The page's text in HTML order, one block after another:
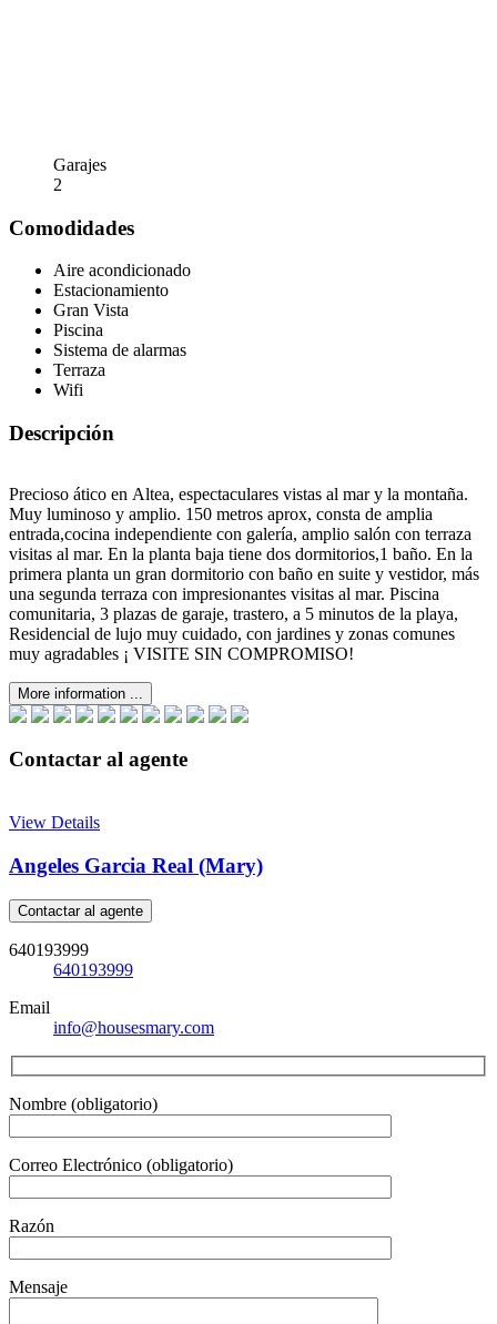
Garajes
2
Comodidades
Aire acondicionado
Estacionamiento
Gran Vista
Piscina
Sistema de alarmas
Terraza
Wifi
Descripción
Precioso ático en Altea, espectaculares vistas al mar y la montaña.
Muy luminoso y amplio. 150 metros aprox, consta de amplia
entrada,cocina independiente con galería, amplio salón con terraza
visitas al mar. En la planta baja tiene dos dormitorios,1 baño. En la
primera planta un gran dormitorio con baño en suite y vestidor, más
una segunda terraza con impresionantes visitas al mar. Piscina
comunitaria, 3 plazas de garaje, trastero, a 5 minutos de la playa,
Residencial de lujo muy cuidado, con jardines y zonas comunes
muy agradables ¡ VISITE SIN COMPROMISO!
More information ...
Contactar al agente
View Details
Angeles Garcia Real (Mary)
Contactar al agente
640193999
640193999
Email
info@housesmary.com
Nombre (obligatorio)
Correo Electrónico (obligatorio)
Razón
Mensaje